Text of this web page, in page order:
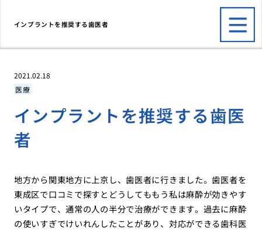
インプラントを推奨する歯医者
2021.02.18
医療
インプラントを推奨する歯医
者
地方から関東地方に上京し、歯医者に行きました。歯医者を
東成区で口コミで探すとどうしてももう私は麻酔が効きやす
いタイプで、通常の人の半分で治療ができます。過去に麻酔
の使いすぎでけいれんしたことがあり、対応ができる歯科医